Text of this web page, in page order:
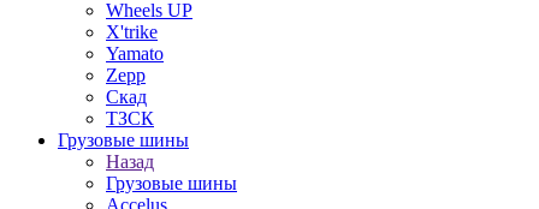
Wheels UP
X'trike
Yamato
Zepp
Скад
ТЗСК
Грузовые шины
Назад
Грузовые шины
Accelus